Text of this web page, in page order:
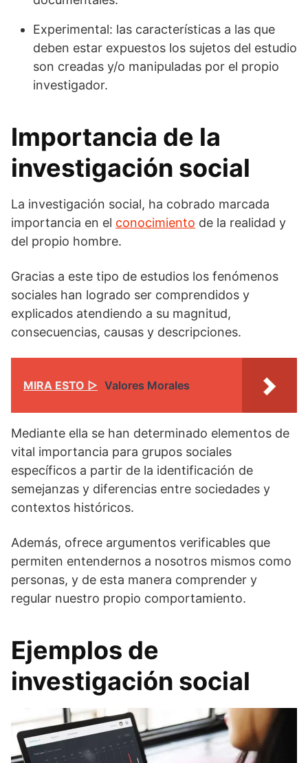
Experimental: las características a las que
deben estar expuestos los sujetos del estudio
son creadas y/o manipuladas por el propio
investigador.
Importancia de la
investigación social
La investigación social, ha cobrado marcada
importancia en el conocimiento de la realidad y
del propio hombre.
Gracias a este tipo de estudios los fenómenos
sociales han logrado ser comprendidos y
explicados atendiendo a su magnitud,
consecuencias, causas y descripciones.
MIRA ESTO ▷ Valores Morales
Mediante ella se han determinado elementos de
vital importancia para grupos sociales
específicos a partir de la identificación de
semejanzas y diferencias entre sociedades y
contextos históricos.
Además, ofrece argumentos verificables que
permiten entendernos a nosotros mismos como
personas, y de esta manera comprender y
regular nuestro propio comportamiento.
Ejemplos de
investigación social